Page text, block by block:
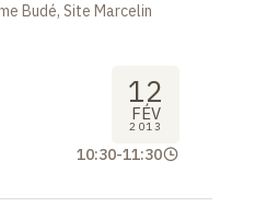
Budé, Site Marcelin
12
FÉV
2013
10:30-11:30